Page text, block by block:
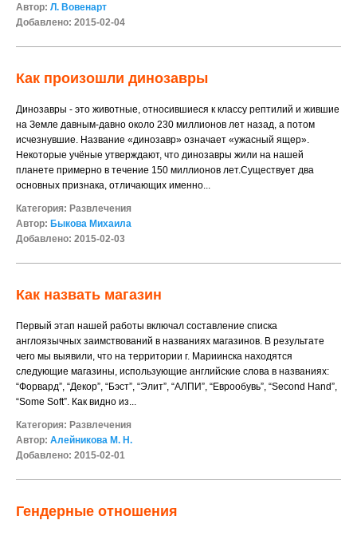
Автор: Л. Вовенарт
Добавлено: 2015-02-04
Как произошли динозавры
Динозавры - это животные, относившиеся к классу рептилий и жившие
на Земле давным-давно около 230 миллионов лет назад, а потом
исчезнувшие. Название «динозавр» означает «ужасный ящер».
Некоторые учёные утверждают, что динозавры жили на нашей
планете примерно в течение 150 миллионов лет.Существует два
основных признака, отличающих именно...
Категория: Развлечения
Автор: Быкова Михаила
Добавлено: 2015-02-03
Как назвать магазин
Первый этап нашей работы включал составление списка
англоязычных заимствований в названиях магазинов. В результате
чего мы выявили, что на территории г. Мариинска находятся
следующие магазины, использующие английские слова в названиях:
“Форвард”, “Декор”, “Бэст”, “Элит”, “АЛПИ”, “Еврообувь”, “Second Hand”,
“Some Soft”. Как видно из...
Категория: Развлечения
Автор: Алейникова М. Н.
Добавлено: 2015-02-01
Гендерные отношения